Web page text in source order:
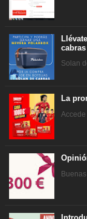
cabras
Solan
La
Accede
Buenas